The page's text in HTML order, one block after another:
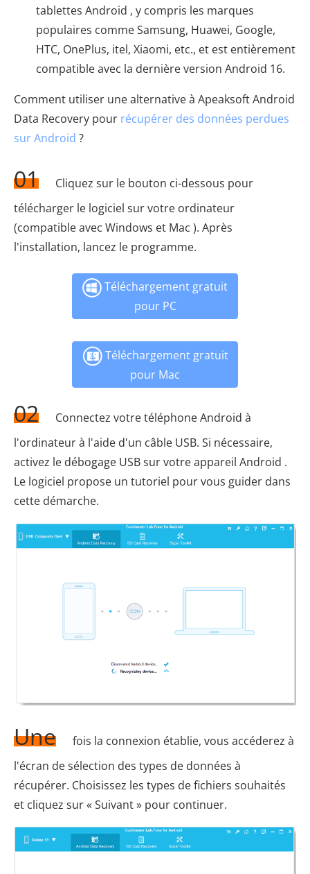
tablettes Android , y compris les marques
populaires comme Samsung, Huawei, Google,
HTC, OnePlus, itel, Xiaomi, etc., et est entièrement
compatible avec la dernière version Android 16.
Comment utiliser une alternative à Apeaksoft Android
Data Recovery pour récupérer des données perdues
sur Android ?
01
Cliquez sur le bouton ci-dessous pour
télécharger le logiciel sur votre ordinateur
(compatible avec Windows et Mac ). Après
l'installation, lancez le programme.
Téléchargement gratuit
pour PC
Téléchargement gratuit
pour Mac
02
Connectez votre téléphone Android à
l'ordinateur à l'aide d'un câble USB. Si nécessaire,
activez le débogage USB sur votre appareil Android .
Le logiciel propose un tutoriel pour vous guider dans
cette démarche.
Une
fois la connexion établie, vous accéderez à
l'écran de sélection des types de données à
récupérer. Choisissez les types de fichiers souhaités
et cliquez sur « Suivant » pour continuer.